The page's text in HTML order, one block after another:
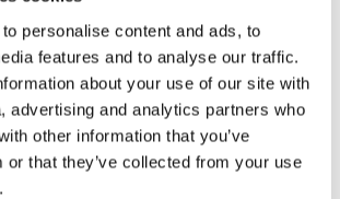
personalise content and ads, to
features and to analyse our traffic.
about your use of our site with
advertising and analytics partners who
other information that you’ve
or that they’ve collected from your use
Кліматизація (15)